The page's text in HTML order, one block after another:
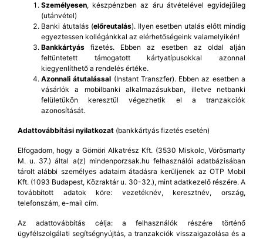
Személyesen, készpénzben az áru átvételével egyidejűleg
(utánvétel)
Banki átutalás (előreutalás). Ilyen esetben utalás előtt mindig
egyeztessen kollégánkkal az elérhetőségeink valamelyikén!
Bankkártyás fizetés. Ebben az esetben az oldal alján
feltüntetett támogatott kártyatípusokkal azonnal
kiegyenlíthető a rendelés értéke.
Azonnali átutalással (Instant Transzfer). Ebben az esetben a
vásárlók a mobilbanki alkalmazásukban, illetve netbanki
felületükön keresztül végezhetik el a tranzakciók
azonosítását.
Adattovábbítási nyilatkozat (bankkártyás fizetés esetén)
Elfogadom, hogy a Gömöri Alkatrész Kft. (3530 Miskolc, Vörösmarty
M. u. 37.) által a(z) mindenporzsak.hu felhasználói adatbázisában
tárolt alábbi személyes adataim átadásra kerüljenek az OTP Mobil
Kft. (1093 Budapest, Közraktár u. 30-32.), mint adatkezelő részére. A
továbbított adatok köre: vezetéknév, keresztnév, ország,
telefonszám, e-mail cím.
Az adattovábbítás célja: a felhasználók részére történő
ügyfélszolgálati segítségnyújtás, a tranzakciók visszaigazolása és a